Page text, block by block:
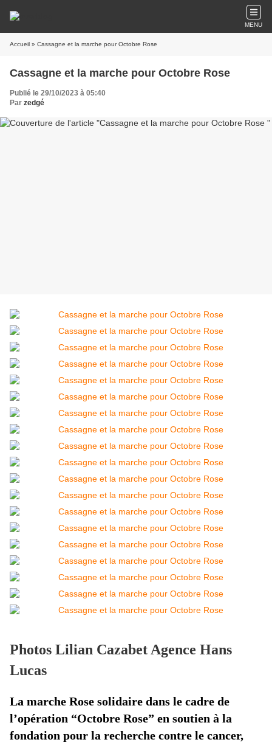
MENU
Accueil » Cassagne et la marche pour Octobre Rose
Cassagne et la marche pour Octobre Rose
Publié le 29/10/2023 à 05:40
Par zedgé
Photos Lilian Cazabet Agence Hans
Lucas
La marche Rose solidaire dans le cadre de
l’opération “Octobre Rose” en soutien à la
fondation pour la recherche contre le cancer,